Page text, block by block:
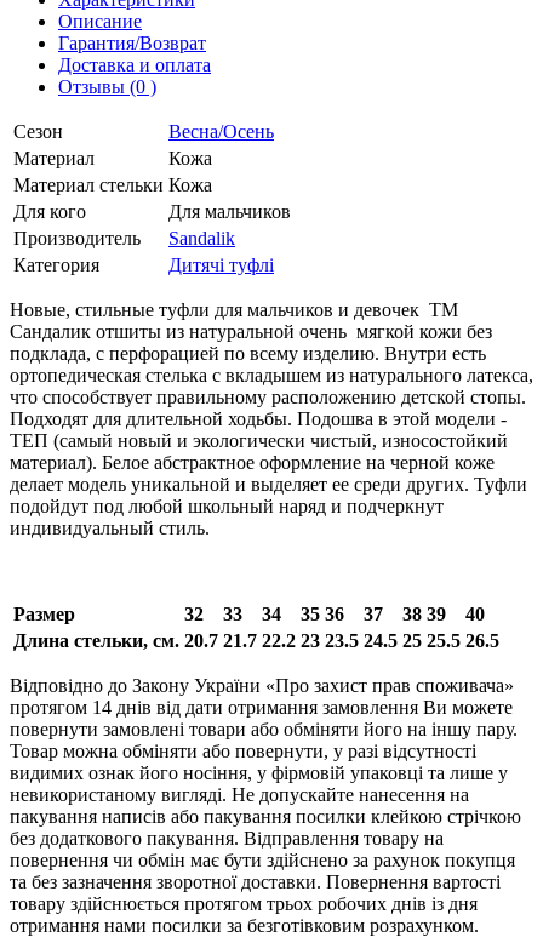
Описание
Гарантия/Возврат
Доставка и оплата
Отзывы (0 )
Сезон
Весна/Осень
Материал
Кожа
Материал стельки Кожа
Для кого
Для мальчиков
Производитель
Sandalik
Категория
Дитячі туфлі
Новые, стильные туфли для мальчиков и девочек ТМ
Сандалик отшиты из натуральной очень мягкой кожи без
подклада, с перфорацией по всему изделию. Внутри есть
ортопедическая стелька с вкладышем из натурального латекса,
что способствует правильному расположению детской стопы.
Подходят для длительной ходьбы. Подошва в этой модели -
ТЕП (самый новый и экологически чистый, износостойкий
материал). Белое абстрактное оформление на черной коже
делает модель уникальной и выделяет ее среди других. Туфли
подойдут под любой школьный наряд и подчеркнут
индивидуальный стиль.
Размер 32 33 34 35 36 37 38 39
40
Длина стельки, см. 20.7 21.7 22.2 23 23.5 24.5 25 25.5 26.5
Відповідно до Закону України «Про захист прав споживача»
протягом 14 днів від дати отримання замовлення Ви можете
повернути замовлені товари або обміняти його на іншу пару.
Товар можна обміняти або повернути, у разі відсутності
видимих ​​ознак його носіння, у фірмовій упаковці та лише у
невикористаному вигляді. Не допускайте нанесення на
пакування написів або пакування посилки клейкою стрічкою
без додаткового пакування. Відправлення товару на
повернення чи обмін має бути здійснено за рахунок покупця
та без зазначення зворотної доставки. Повернення вартості
товару здійснюється протягом трьох робочих днів із дня
отримання нами посилки за безготівковим розрахунком.